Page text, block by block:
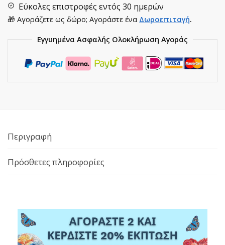
Εύκολες επιστροφές εντός 30 ημερών
🎁 Αγοράζετε ως δώρο; Αγοράστε ένα Δωροεπιταγή.
Εγγυημένα Ασφαλής Ολοκλήρωση Αγοράς
Περιγραφή
Πρόσθετες πληροφορίες